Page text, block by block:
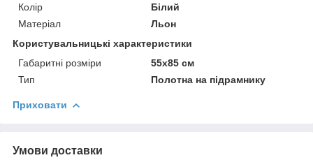
Колір
Білий
Матеріал
Льон
Користувальницькі характеристики
Габаритні розміри
55x85 см
Тип
Полотна на підрамнику
Приховати
Умови доставки